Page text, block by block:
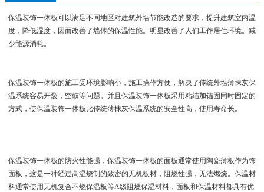
保温装饰一体板可以满足不同地区对建筑外墙节能改造的要求，提升建筑室内温
度，降低湿度，因而改善了墙体的保温性能。明显改善了人们工作居住环境。减
少能源消耗。
保温装饰一体板的施工受环境影响小，施工操作方便，解决了传统外墙薄抹灰保
温系统容易开裂，空鼓等问题。并且保温装饰一体板采用粘结加锚固同时固定的
方式，使保温装饰一体板比传统薄抹灰保温系统的安全性高，使用寿命长。
保温装饰一体板的防火性能强，保温装饰一体板的面板通常使用陶瓷薄板作为饰
面板，这是一种经过高温烧制的致密的无机板材，阻燃性强，无法燃烧。保温材
料通常使用无机复合不燃保温板等A级阻燃保温材料，面板和保温材料都具有优